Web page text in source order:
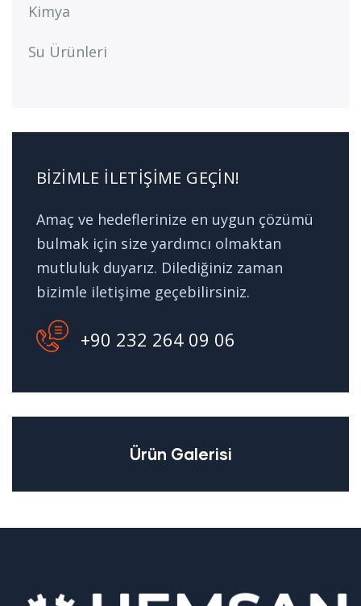
Kimya
Su Ürünleri
BIZIMLE İLETIŞIME GEÇIN!
Amaç ve hedeflerinize en uygun çözümü
bulmak için size yardımcı olmaktan
mutluluk duyarız. Dilediğiniz zaman
bizimle iletişime geçebilirsiniz.
+90 232 264 09 06
Ürün Galerisi